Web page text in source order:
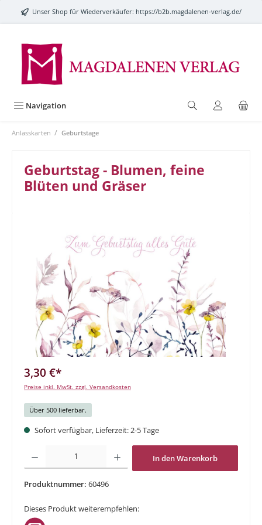
springenUnser Shop für Wiederverkäufer: https://b2b.magdalenen-verlag.de/
Navigation
Anlasskarten / Geburtstage
Geburtstag - Blumen, feine
Blüten und Gräser
3,30 €*
Preise inkl. MwSt. zzgl. Versandkosten
Über 500 lieferbar.
Sofort verfügbar, Lieferzeit: 2-5 Tage
Produkt Anzahl: Gib den gewünschten Wert ein oder benutze die Schaltflächen um
In den Warenkorb
Produktnummer: 60496
Dieses Produkt weiterempfehlen: